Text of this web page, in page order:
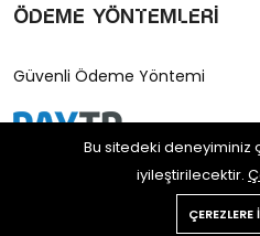
Ödeme Yöntemleri
Güvenli Ödeme Yöntemi
Copyright © 2025 Postane Shop
Bu sitedeki deneyiminiz
iyileştirilecektir.
ÇEREZLERE